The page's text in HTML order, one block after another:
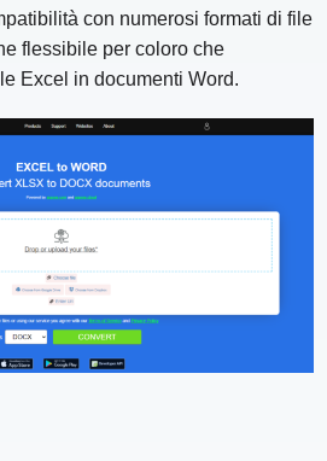
con numerosi formati di file
flessibile per coloro che
Excel in documenti Word.